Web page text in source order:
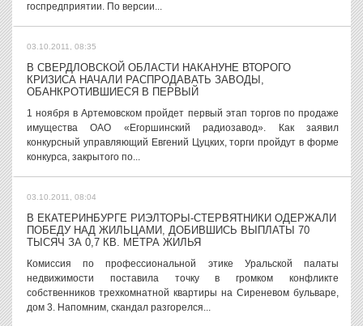
госпредприятии. По версии...
03.10.2011, 08:35
В СВЕРДЛОВСКОЙ ОБЛАСТИ НАКАНУНЕ ВТОРОГО
КРИЗИСА НАЧАЛИ РАСПРОДАВАТЬ ЗАВОДЫ,
ОБАНКРОТИВШИЕСЯ В ПЕРВЫЙ
1 ноября в Артемовском пройдет первый этап торгов по продаже
имущества ОАО «Егоршинский радиозавод». Как заявил
конкурсный управляющий Евгений Цуцких, торги пройдут в форме
конкурса, закрытого по...
03.10.2011, 08:04
В ЕКАТЕРИНБУРГЕ РИЭЛТОРЫ-СТЕРВЯТНИКИ ОДЕРЖАЛИ
ПОБЕДУ НАД ЖИЛЬЦАМИ, ДОБИВШИСЬ ВЫПЛАТЫ 70
ТЫСЯЧ ЗА 0,7 КВ. МЕТРА ЖИЛЬЯ
Комиссия по профессиональной этике Уральской палаты
недвижимости поставила точку в громком конфликте
собственников трехкомнатной квартиры на Сиреневом бульваре,
дом 3. Напомним, скандал разгорелся...